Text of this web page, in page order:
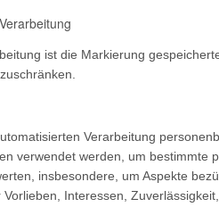
ist die Markierung
Verarbeitung
verwendet werden, um bestimmte
insbesondere, um Aspekte
Interessen,